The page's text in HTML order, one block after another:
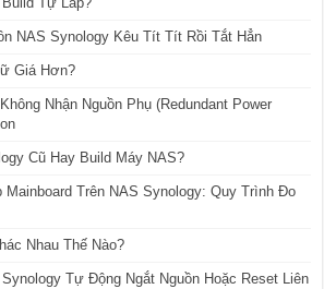
NAS Synology Kêu Tít Tít Rồi Tắt Hẳn
Giá Hơn?
Nhận Nguồn Phụ (Redundant Power
Cũ Hay Build Máy NAS?
Mainboard Trên NAS Synology: Quy Trình Đo
Nhau Thế Nào?
Tự Động Ngắt Nguồn Hoặc Reset Liên